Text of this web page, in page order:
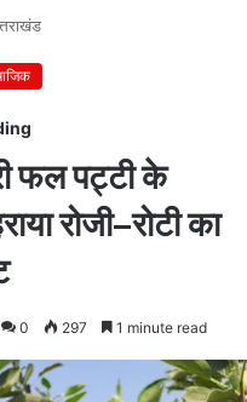
फल पट्टी के
रोजी–रोटी का
0 297 1 minute read